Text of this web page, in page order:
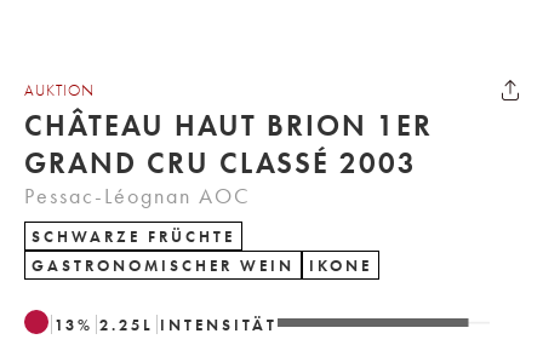
AUKTION
CHÂTEAU HAUT BRION 1ER
GRAND CRU CLASSÉ 2003
Pessac-Léognan AOC
SCHWARZE FRÜCHTE
GASTRONOMISCHER WEIN
IKONE
13% 2.25 L INTENSITÄT